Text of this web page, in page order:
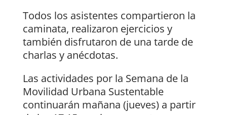
Todos los asistentes compartieron la
caminata, realizaron ejercicios y
también disfrutaron de una tarde de
charlas y anécdotas.
Las actividades por la Semana de la
Movilidad Urbana Sustentable
continuarán mañana (jueves) a partir